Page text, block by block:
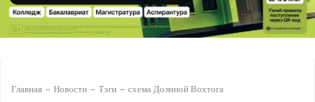
Главная Новости Тэги схема Долиной Вохтога